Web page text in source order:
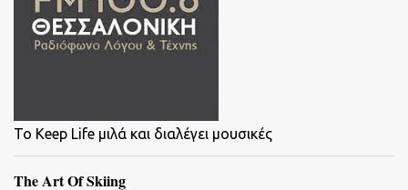
To Keep Life μιλά και διαλέγει μουσικές
The Art Of Skiing